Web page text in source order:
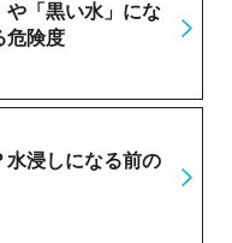
や「黒い水」にな
危険度
水浸しになる前の